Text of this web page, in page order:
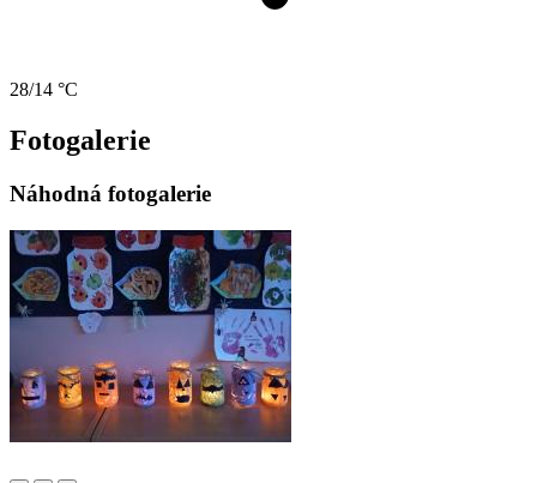
28/14 °C
Fotogalerie
Náhodná fotogalerie